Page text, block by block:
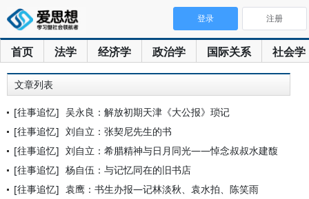
首页 法学 经济学 政治学 国际关系 社会学
登录 注册
文章列表
[往事追忆] 吴永良：解放初期天津《大公报》琐记
[往事追忆] 刘自立：张契尼先生的书
[往事追忆] 刘自立：希腊精神与日月同光——悼念叔叔水建馥
[往事追忆] 杨自伍：与记忆同在的旧书店
[往事追忆] 袁鹰：书生办报—记林淡秋、袁水拍、陈笑雨